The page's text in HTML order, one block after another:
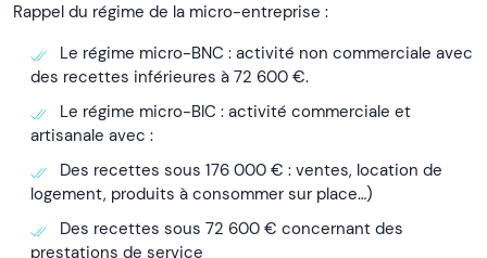
Rappel du régime de la micro-entreprise :
Le régime micro-BNC : activité non commerciale avec
des recettes inférieures à 72 600 €.
Le régime micro-BIC : activité commerciale et
artisanale avec :
Des recettes sous 176 000 € : ventes, location de
logement, produits à consommer sur place…)
Des recettes sous 72 600 € concernant des
prestations de service